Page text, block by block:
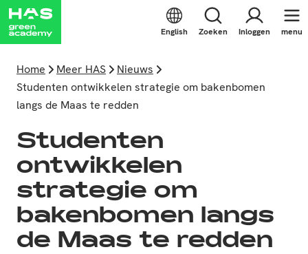
English Zoeken Inloggen menu
Home Meer HAS
Nieuws
Studenten ontwikkelen strategie om bakenbomen
langs de Maas te redden
Studenten
ontwikkelen
strategie om
bakenbomen langs
de Maas te redden